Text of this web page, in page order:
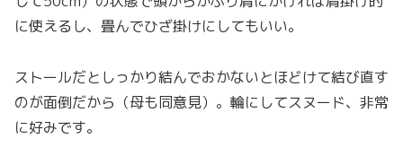
に使えるし、畳んでひざ掛けにしてもいい。
ストールだとしっかり結んでおかないとほどけて結び直す
のが面倒だから（母も同意見）。輪にしてスヌード、非常
に好みです。